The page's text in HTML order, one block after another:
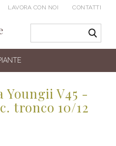
LAVORA CON NOI CONTATTI
Youngii V45 -
tronco 10/12